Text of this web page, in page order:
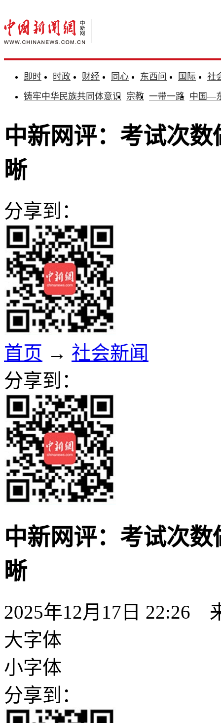
即时 时政 财经 同心 东西问 国际
社
铸牢中华民族共同体意识 宗教 一带一路 中国—
中新网评：考试次
晰
分享到：
首页 → 社会新闻
分享到：
中新网评：考试次
晰
2025年12月17日 22:26
大字体
小字体
分享到：